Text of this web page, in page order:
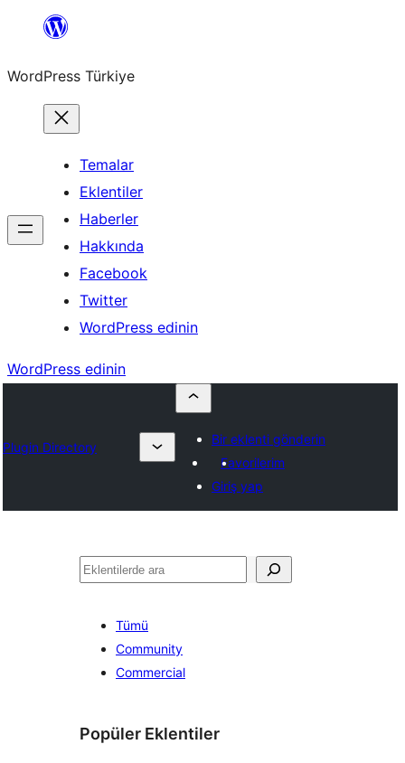
İçeriğe
WordPress Türkiye
Temalar
Eklentiler
Haberler
Hakkında
Facebook
Twitter
WordPress edinin
WordPress edinin
Plugin Directory
Bir eklenti gönderin
Favorilerim
Giriş yap
Ara
Tümü
Community
Commercial
Popüler Eklentiler